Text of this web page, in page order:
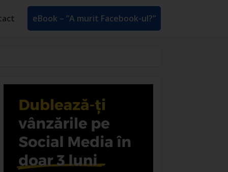
eBook – ”A murit Facebook-ul?”